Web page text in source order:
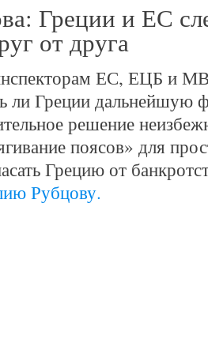
Греции и ЕС
от друга
ЕС, ЕЦБ и
ли Греции дальнейшую
решение
поясов» для
Грецию от
Рубцову.